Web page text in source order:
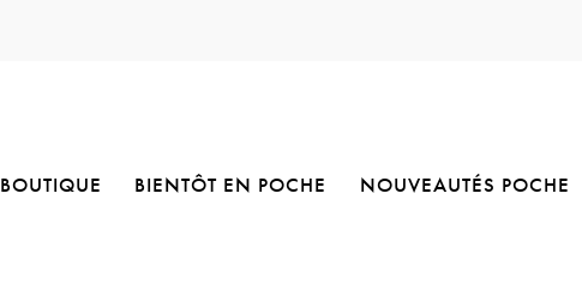
BOUTIQUE BIENTÔT EN POCHE NOUVEAUTÉS POCHE